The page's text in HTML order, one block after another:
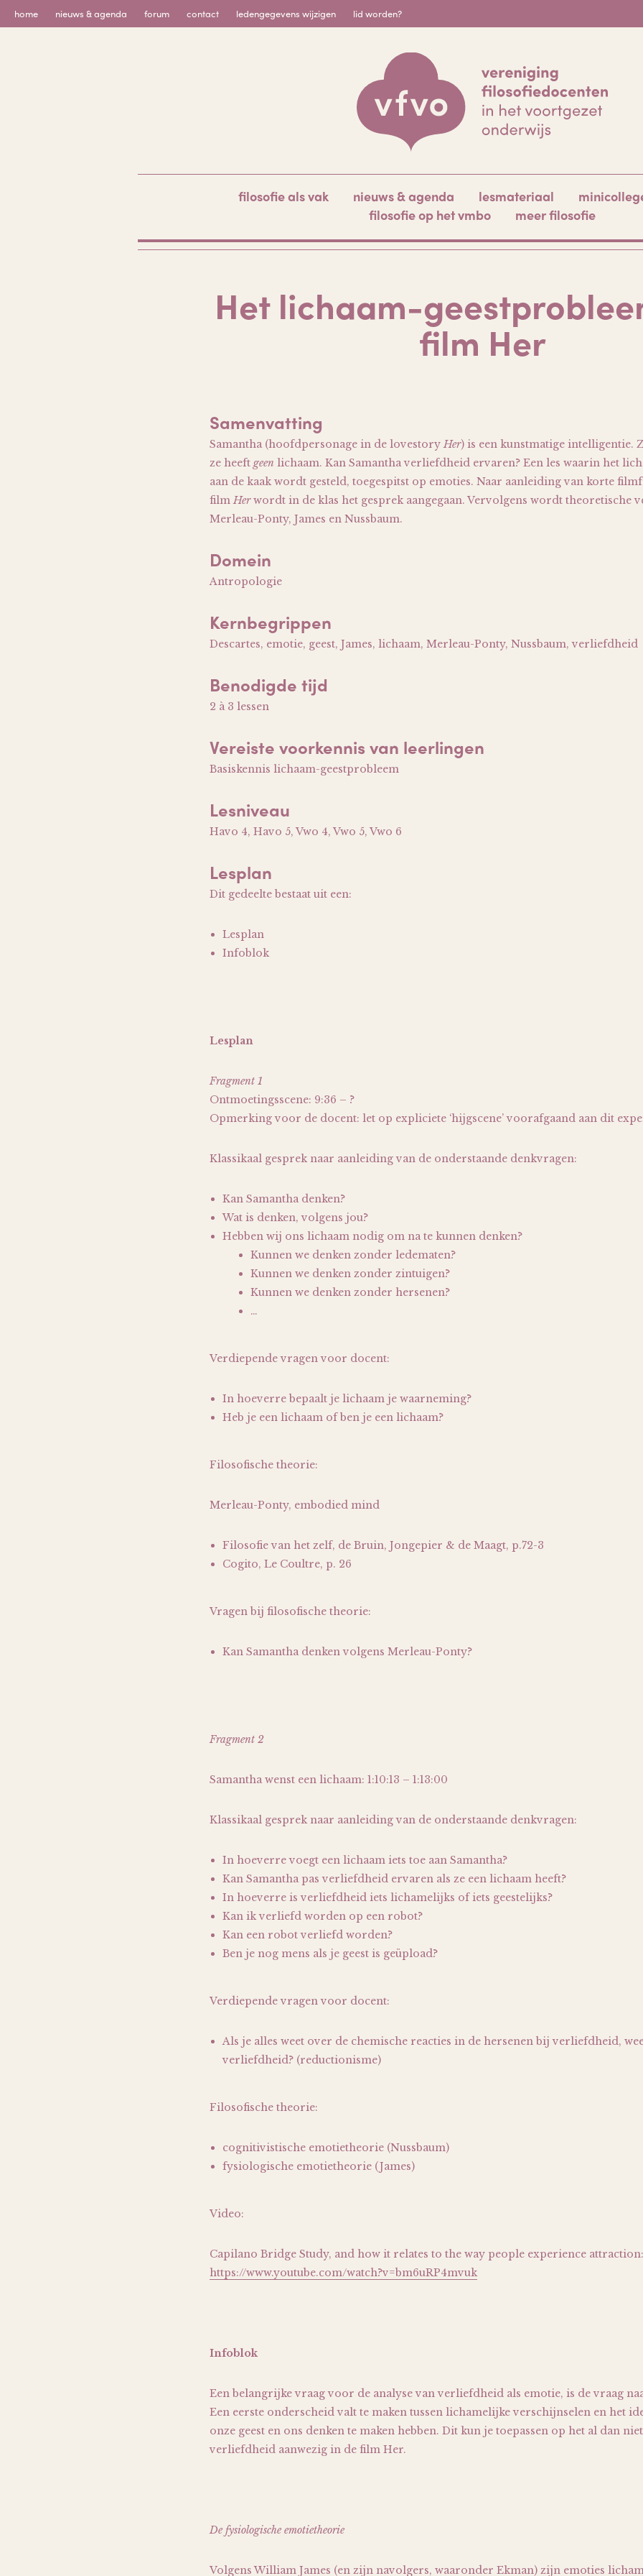
Skip
to
home nieuws & agenda forum contact ledengegevens wijzigen lid worden?
filosofie als vak nieuws & agenda lesmateriaal
filosofie op het vmbo
meer filosofie
Het lichaam-
film Her
Samenvatting
Samantha (hoofdpersonage in de lovestoryHer) is een kunstmatige intelligentie.
ze heeft geen lichaam. Kan Samantha verliefdheid ervaren? Een les waarin het
aan de kaak wordt gesteld, toegespitst op emoties. Naar aanleiding van korte
filmHerwordt in de klas het gesprek aangegaan. Vervolgens wordt theoretische
Merleau-Ponty, James en Nussbaum.
Domein
Antropologie
Kernbegrippen
Descartes, emotie, geest, James, lichaam, Merleau-Ponty, Nussbaum, verliefdheid
Benodigde tijd
2 à 3 lessen
Vereiste voorkennis van leerlingen
Basiskennis lichaam-geestprobleem
Lesniveau
Havo 4, Havo 5, Vwo 4, Vwo 5, Vwo 6
Lesplan
Dit gedeelte bestaat uit een:
Lesplan
Infoblok
Lesplan
Fragment 1
Ontmoetingsscene: 9:36 – ?
Opmerking voor de docent: let op expliciete ‘hijgscene’ voorafgaand aan dit
Klassikaal gesprek naar aanleiding van de onderstaande denkvragen:
Kan Samantha denken?
Wat is denken, volgens jou?
Hebben wij ons lichaam nodig om na te kunnen denken?
Kunnen we denken zonder ledematen?
Kunnen we denken zonder zintuigen?
Kunnen we denken zonder hersenen?
…
Verdiepende vragen voor docent:
In hoeverre bepaalt je lichaam je waarneming?
Heb je een lichaam of ben je een lichaam?
Filosofische theorie:
Merleau-Ponty, embodied mind
Filosofie van het zelf, de Bruin, Jongepier & de Maagt, p.72-3
Cogito, Le Coultre, p. 26
Vragen bij filosofische theorie:
Kan Samantha denken volgens Merleau-Ponty?
Fragment 2
Samantha wenst een lichaam: 1:10:13 – 1:13:00
Klassikaal gesprek naar aanleiding van de onderstaande denkvragen:
In hoeverre voegt een lichaam iets toe aan Samantha?
Kan Samantha pas verliefdheid ervaren als ze een lichaam heeft?
In hoeverre is verliefdheid iets lichamelijks of iets geestelijks?
Kan ik verliefd worden op een robot?
Kan een robot verliefd worden?
Ben je nog mens als je geest is geüpload?
Verdiepende vragen voor docent:
Als je alles weet over de chemische reacties in de hersenen bij verliefdheid,
verliefdheid? (reductionisme)
Filosofische theorie:
cognitivistische emotietheorie (Nussbaum)
fysiologische emotietheorie (James)
Video:
Capilano Bridge Study, and how it relates to the way people experience attraction:
https://www.youtube.com/watch?v=bm6uRP4mvuk
Infoblok
Een belangrijke vraag voor de analyse van verliefdheid als emotie, is de vraag
Een eerste onderscheid valt te maken tussen lichamelijke verschijnselen en het
onze geest en ons denken te maken hebben. Dit kun je toepassen op het al dan
verliefdheid aanwezig in de film Her.
De fysiologische emotietheorie
Volgens William James (en zijn navolgers, waaronder Ekman) zijn emoties